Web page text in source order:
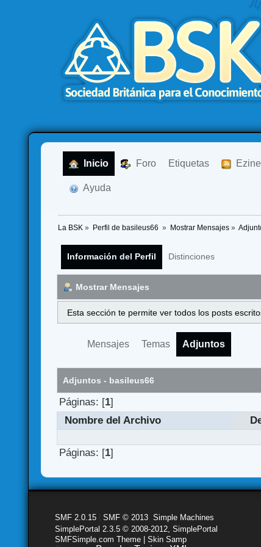
Inicio Foro Etiquetas Ezine
Ayuda
La BSK » Perfil de basileus66 » Mostrar Mensajes»
Información del Perfil Distinciones
Mostrar Mensajes
Esta sección te permite ver todos los posts
Mensajes Temas Adjuntos
Adjuntos - basileus66
Páginas: [1]
Nombre del Archivo
Páginas: [1]
SMF 2.0.15 |SMF © 2013 ,Simple Machines
SimplePortal 2.3.5 © 2008-2012, SimplePortal
SMFSimple.com Theme | Skin Samp